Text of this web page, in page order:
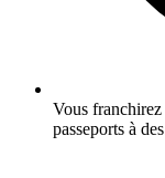
Vous
passeports à